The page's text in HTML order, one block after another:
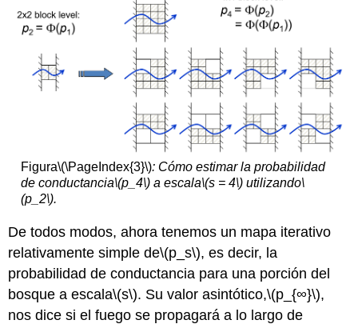
Figura\(\PageIndex{3}\): Cómo estimar la probabilidad
de conductancia\(p_4\) a escala\(s = 4\) utilizando\
(p_2\).
De todos modos, ahora tenemos un mapa iterativo
relativamente simple de\(p_s\), es decir, la
probabilidad de conductancia para una porción del
bosque a escala\(s\). Su valor asintótico,\(p_{∞}\),
nos dice si el fuego se propagará a lo largo de